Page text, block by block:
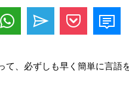
て、必ずしも早く簡単に言語